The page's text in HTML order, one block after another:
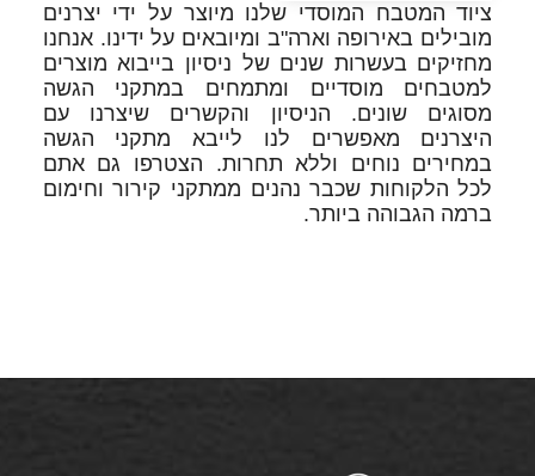
ציוד המטבח המוסדי שלנו מיוצר על ידי יצרנים
מובילים באירופה וארה"ב ומיובאים על ידינו. אנחנו
מחזיקים בעשרות שנים של ניסיון בייבוא מוצרים
למטבחים מוסדיים ומתמחים במתקני הגשה
מסוגים שונים. הניסיון והקשרים שיצרנו עם
היצרנים מאפשרים לנו לייבא מתקני הגשה
במחירים נוחים וללא תחרות. הצטרפו גם אתם
לכל הלקוחות שכבר נהנים ממתקני קירור וחימום
ברמה הגבוהה ביותר.